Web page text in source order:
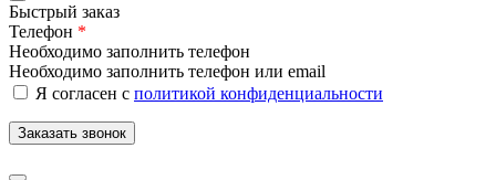
Быстрый заказ
Телефон *
Необходимо заполнить телефон
Необходимо заполнить телефон или email
Я согласен с политикой конфиденциальности
Заказать звонок